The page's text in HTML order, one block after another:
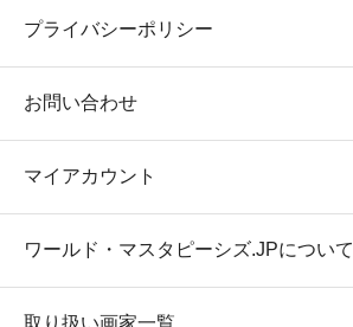
プライバシーポリシー
お問い合わせ
マイアカウント
ワールド・マスタピーシズ.JPについて
取り扱い画家一覧